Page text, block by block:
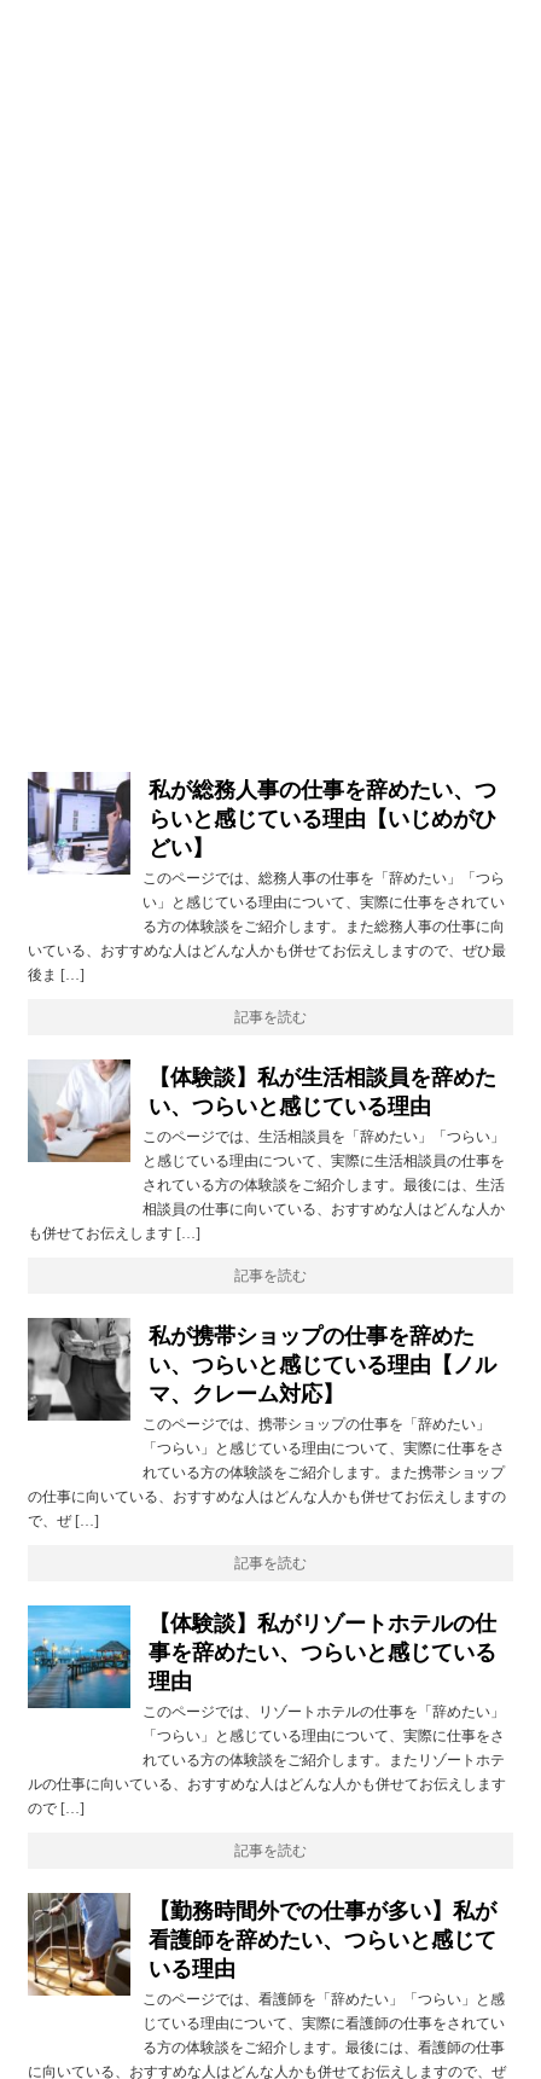
私が総務人事の仕事を辞めたい、つ
らいと感じている理由【いじめがひ
どい】
このページでは、総務人事の仕事を「辞めたい」「つら
い」と感じている理由について、実際に仕事をされてい
る方の体験談をご紹介します。また総務人事の仕事に向
いている、おすすめな人はどんな人かも併せてお伝えしますので、ぜひ最
後ま […]
記事を読む
【体験談】私が生活相談員を辞めた
い、つらいと感じている理由
このページでは、生活相談員を「辞めたい」「つらい」
と感じている理由について、実際に生活相談員の仕事を
されている方の体験談をご紹介します。最後には、生活
相談員の仕事に向いている、おすすめな人はどんな人か
も併せてお伝えします […]
記事を読む
私が携帯ショップの仕事を辞めた
い、つらいと感じている理由【ノル
マ、クレーム対応】
このページでは、携帯ショップの仕事を「辞めたい」
「つらい」と感じている理由について、実際に仕事をさ
れている方の体験談をご紹介します。また携帯ショップ
の仕事に向いている、おすすめな人はどんな人かも併せてお伝えしますの
で、ぜ […]
記事を読む
【体験談】私がリゾートホテルの仕
事を辞めたい、つらいと感じている
理由
このページでは、リゾートホテルの仕事を「辞めたい」
「つらい」と感じている理由について、実際に仕事をさ
れている方の体験談をご紹介します。またリゾートホテ
ルの仕事に向いている、おすすめな人はどんな人かも併せてお伝えします
ので […]
記事を読む
【勤務時間外での仕事が多い】私が
看護師を辞めたい、つらいと感じて
いる理由
このページでは、看護師を「辞めたい」「つらい」と感
じている理由について、実際に看護師の仕事をされてい
る方の体験談をご紹介します。最後には、看護師の仕事
に向いている、おすすめな人はどんな人かも併せてお伝えしますので、ぜ